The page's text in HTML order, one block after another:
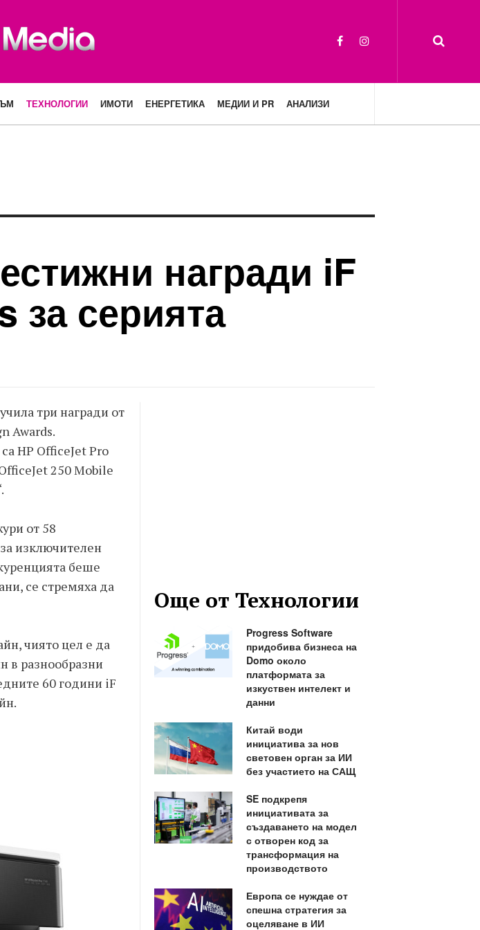
ТЕХНОЛОГИИ ИМОТИ ЕНЕРГЕТИКА МЕДИИ И PR АНАЛИЗИ
награди iF
за серията
три награди от
Awards.
HP OfficeJet Pro
250 Mobile
от 58
изключителен
беше
се стремяха да
чиято цел е да
в разнообразни
60 години iF
Още от Технологии
Progress Software
придобива бизнеса на
Domo около
платформата за
изкуствен интелект и
данни
Китай води
инициатива за нов
световен орган за ИИ
без участието на САЩ
SE подкрепя
инициативата за
създаването на модел
с отворен код за
трансформация на
производството
Европа се нуждае от
спешна стратегия за
оцеляване в ИИ